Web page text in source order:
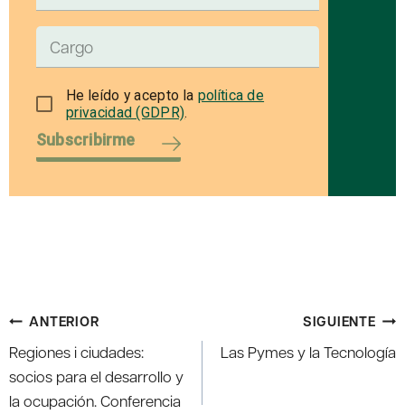
He leído y acepto la política de
privacidad (GDPR).
Subscribirme
Navegación
de
entradas
ANTERIOR
Regiones i ciudades:
socios para el desarrollo y
la ocupación. Conferencia
SIGUIENTE
Las Pymes y la Tecnología